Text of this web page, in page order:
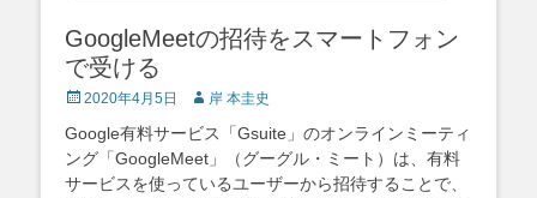
GoogleMeetの招待をスマートフォン
で受ける
Posted
2020年4月5日 Author
岸 本圭史
Google有料サービス「Gsuite」のオンラインミーティ
ング「GoogleMeet」（グーグル・ミート）は、有料
サービスを使っているユーザーから招待することで、